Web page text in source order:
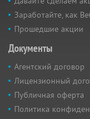
Заработайте, как
Прошедшие акции
Документы
Агентский договор
Лицензионный
Публичная оферта
Политика